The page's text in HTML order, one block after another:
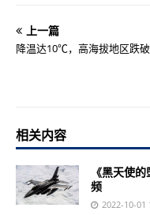
上一篇
降温达10℃，高海拔地区跌
相关内容
《黑天使
频
2022-10-01